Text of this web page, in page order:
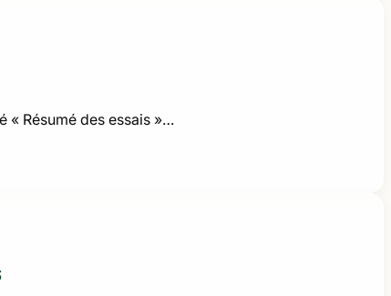
« Résumé des essais »…